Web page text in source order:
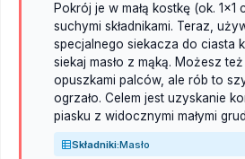
Pokrój je w małą kostkę (ok. 1x1
suchymi składnikami. Teraz,
specjalnego siekacza do ciasta
siekaj masło z mąką. Możesz
opuszkami palców, ale rób to
ogrzało. Celem jest uzyskanie
piasku z widocznymi małymi
Składniki:Masło